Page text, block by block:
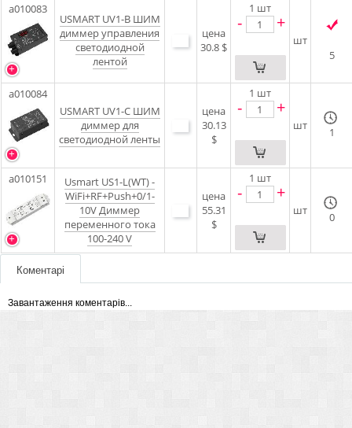
a010083
USMART UV1-B ШИМ
диммер управления
светодиодной
лентой
цена
30.8 $
1 шт
- +
шт
5
a010084
USMART UV1-C ШИМ
диммер для
светодиодной ленты
цена
30.13
$
1 шт
- +
шт 1
a010151
Usmart US1-L(WT) -
WiFi+RF+Push+0/1-
10V Диммер
переменного тока
100-240 V
цена
55.31
$
1 шт
- +
шт 0
Коментарі
Завантаження коментарів...